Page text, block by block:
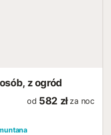
z ogród
od 582 zł za noc